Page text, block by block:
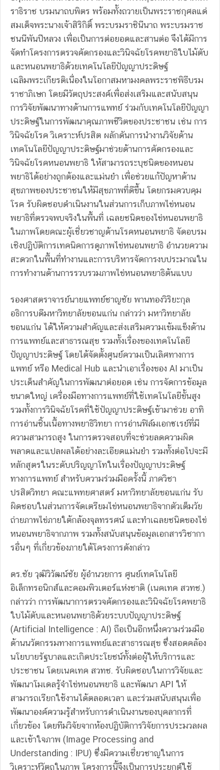
ราธิราช บรมนาถบพิตร พร้อมทั้งถวายเป็นพระราชกุศลแด่
สมเด็จพระนางเจ้าสิริกิติ์ พระบรมราชินีนาถ พระบรมราช
ชนนีพันปีหลวง เพื่อเป็นการต่อยอดและสานต่อ จึงได้มีการ
จัดทำโครงการตรวจคัดกรองและวินิจฉัยโรคพยาธิใบไม้ตับ
และหนอนพยาธิด้วยเทคโนโลยีปัญญาประดิษฐ์
เฉลิมพระเกียรติเนื่องในโอกาสมหามงคลพระราชพิธีบรม
ราชาภิเษก โดยมีวัตถุประสงค์เพื่อส่งเสริมและสนับสนุน
การวิจัยพัฒนาทางด้านการแพทย์ ร่วมกับเทคโนโลยีปัญญา
ประดิษฐ์ในการพัฒนาคุณภาพชีวิตของประชาชน เช่น การ
วินิจฉัยโรค วิเคราะห์ปรสิต ผลักดันการนำงานวิจัยด้าน
เทคโนโลยีปัญญาประดิษฐ์มาช่วยด้านการคัดกรองและ
วินิจฉัยโรคหนอนพยาธิ ให้สามารถระบุชนิดของหนอน
พยาธิได้อย่างถูกต้องและแม่นยำ เพื่อช่วยแก้ปัญหาด้าน
สุขภาพของประชาชนให้มีสุขภาพที่ดีขึ้น โดยกรมควบคุม
โรค รับผิดชอบดำเนินงานในส่วนการเก็บภาพไข่หนอน
พยาธิที่ตรวจพบจริงในพื้นที่ เฉลยชนิดของไข่หนอนพยาธิ
ในภาพโดยคณะผู้เชี่ยวชาญด้านโรคหนอนพยาธิ จัดอบรม
เชิงปฏิบัติการเทคนิคการดูภาพไข่หนอนพยาธิ อำนวยความ
สะดวกในพื้นที่ทำงานและการบริหารจัดการงบประมาณใน
การทำงานด้านการรวบรวมภาพไข่หนอนพยาธิต้นแบบ
รองศาสตราจารย์นายแพทย์ชาญชัย พานทองวิริยะกุล
อธิการบดีมหาวิทยาลัยขอนแก่น กล่าวว่า มหาวิทยาลัย
ขอนแก่น ได้ให้ความสำคัญและส่งเสริมความเข้มแข็งด้าน
การแพทย์และสาธารณสุข รวมทั้งเรื่องของเทคโนโลยี
ปัญญาประดิษฐ์ โดยได้จัดตั้งศูนย์ความเป็นเลิศทางการ
แพทย์ หรือ Medical Hub และนำเอาเรื่องของ AI มาเป็น
ประเด็นสำคัญในการพัฒนาต่อยอด เช่น การจัดการข้อมูล
ขนาดใหญ่ เครื่องมือทางการแพทย์ที่ใช้เทคโนโลยีขั้นสูง
รวมทั้งการวินิจฉัยโรคที่ใช้ปัญญาประดิษฐ์เข้ามาช่วย อาทิ
การอ่านชิ้นเนื้อทางพยาธิวิทยา การอ่านฟิล์มเอกซเรย์ที่มี
ความสามารถสูง ในการตรวจสอบที่จะช่วยลดความผิด
พลาดและแปลผลได้อย่างละเอียดแม่นยำ รวมทั้งต่อไปจะมี
หลักสูตรในระดับปริญญาโทในเรื่องปัญญาประดิษฐ์
ทางการแพทย์ สำหรับความร่วมมือครั้งนี้ ภาควิชา
ปรสิตวิทยา คณะแพทยศาสตร์ มหาวิทยาลัยขอนแก่น รับ
ผิดชอบในส่วนการจัดเตรียมไข่หนอนพยาธิจากตัวเต็มวัย
ถ่ายภาพไข่ภายใต้กล้องจุลทรรศน์ และทำเฉลยชนิดของไข่
หนอนพยาธิจากภาพ รวมทั้งสนับสนุนข้อมูลเอกสารวิชากา
รอื่นๆ ที่เกี่ยวข้องภายใต้โครงการดังกล่าว
ดร.ชัย วุฒิวิวัฒน์ชัย ผู้อำนวยการ ศูนย์เทคโนโลยี
อิเล็กทรอนิกส์และคอมพิวเตอร์แห่งชาติ (เนคเทค สวทช.)
กล่าวว่า การพัฒนาการตรวจคัดกรองและวินิจฉัยโรคพยาธิ
ใบไม้ตับและหนอนพยาธิด้วยระบบปัญญาประดิษฐ์
(Artificial Intelligence : AI) ถือเป็นอีกหนึ่งความร่วมมือ
ด้านนวัตกรรมทางการแพทย์และสาธารณสุข ซึ่งสอดคล้อง
นโยบายรัฐบาลและเกิดประโยชน์ทั้งต่อผู้ให้บริการและ
ประชาชน โดยเนคเทค สวทช. รับผิดชอบในการวิจัยและ
พัฒนาโมเดลรู้จำไข่หนอนพยาธิ และพัฒนา API ให้
สามารถเรียกใช้งานได้ตลอดเวลา และร่วมสนับสนุนเพื่อ
พัฒนาองค์ความรู้สำหรับการดำเนินงานของบุคลากรที่
เกี่ยวข้อง โดยทีมวิจัยจากห้องปฏิบัติการวิจัยการประมวลผล
และเข้าใจภาพ (Image Processing and
Understanding : IPU) ซึ่งมีความเชี่ยวชาญในการ
วิเคราะห์วัตถุในภาพ โครงการนี้จึงเป็นการประยุกต์ใช้